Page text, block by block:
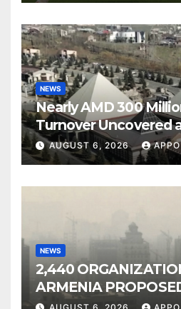
NEWS
Nearly AMD 300
Turnover Uncovered
Owned
AUGUST 6, 2026 APPO
NEWS
2,440
ARMENIA
INCLUSION IN LIST